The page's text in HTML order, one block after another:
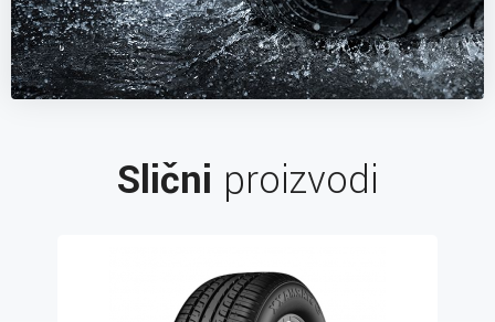
Slični proizvodi